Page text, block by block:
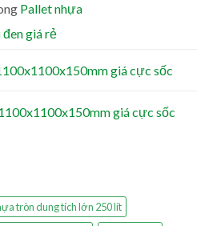
Pallet nhựa
giá rẻ
giá cực sốc
giá cực sốc
tròn dung tích lớn 250 lít